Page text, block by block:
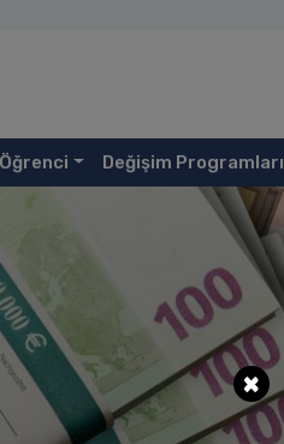
Öğrenci Değişim Programları
×